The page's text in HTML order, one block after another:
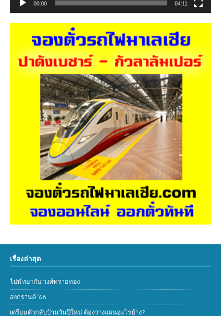
00:00 04:11
เรื่องล่าสุด
ไปพัทยากับ วงศ์ทรายทอง
สงกรานต์ ’68
เตรียมตัวกลับบ้านวันปีใหม่ ต้องวางแผนอะไรบ้าง?